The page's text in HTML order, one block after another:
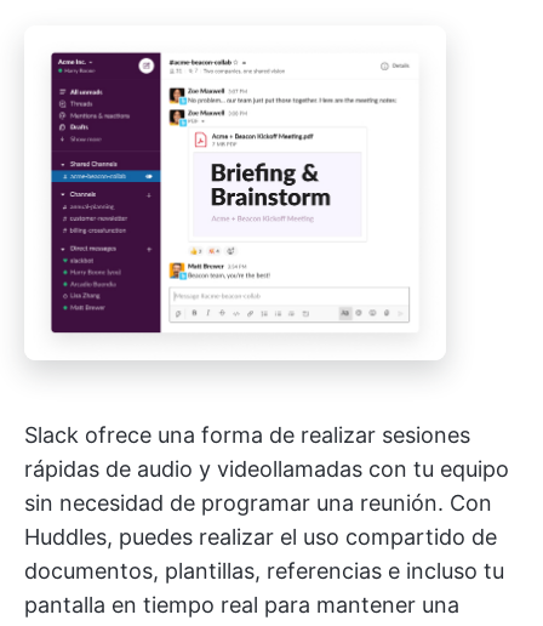
Slack ofrece una forma de realizar sesiones
rápidas de audio y videollamadas con tu equipo
sin necesidad de programar una reunión. Con
Huddles, puedes realizar el uso compartido de
documentos, plantillas, referencias e incluso tu
pantalla en tiempo real para mantener una